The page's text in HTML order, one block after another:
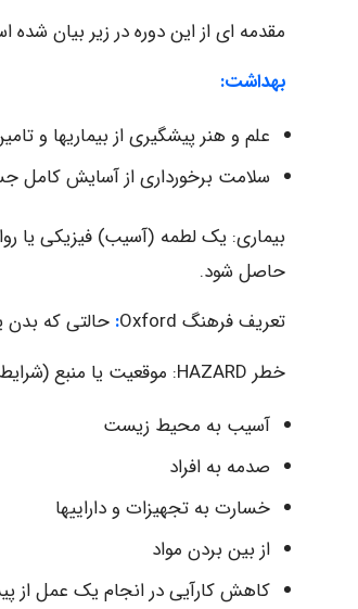
مقدمه ای از این دوره در زیر بیان شده
بهداشت:
علم و هنر پیشگیری از بیماری‏ها و
سلامت برخورداری از آسایش کامل
بیماری: یک لطمه (آسیب) فیزیکی یا
حاصل شود.
تعریف فرهنگ Oxford
: حالتی که بدن
خطر HAZARD: موقعیت یا منبع (شرایط) بالقوة آسیب‏های جانی، مالی و زیست‏محیطی و یا ترکیبی از آنها
آسیب به محیط زیست
صدمه به افراد
خسارت به تجهیزات و داراییها
از بین بردن مواد
کاهش کارآیی در انجام یک عمل از